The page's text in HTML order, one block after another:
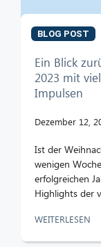
BLOG POST
Ein Blick
2023 mit
Impulsen
Dezember 12,
Ist der
wenigen
erfolgreichen
Highlights der
WEITERLESEN